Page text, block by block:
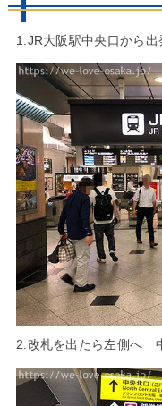
1.JR大阪駅中央口から出
2.改札を出たら左側へ